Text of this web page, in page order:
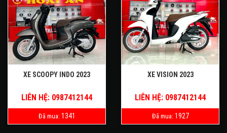
XE SCOOPY INDO 2023
LIÊN HỆ: 0987412144
Đã mua: 1341
XE VISION 2023
LIÊN HỆ: 0987412144
Đã mua: 1927